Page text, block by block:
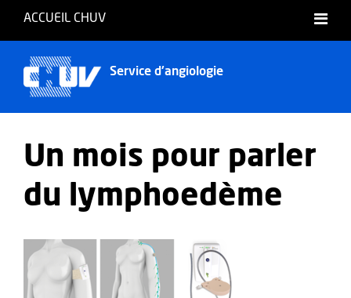
ACCUEIL CHUV
Service d'angiologie
Un mois pour parler
du lymphoedème